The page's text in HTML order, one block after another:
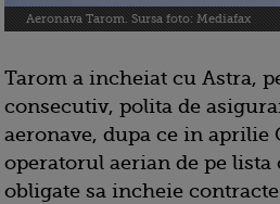
Aeronava Tarom. Sursa foto: Mediafax
Tarom a incheiat cu Astra,
consecutiv, polita de
aeronave, dupa ce in aprilie
operatorul aerian de pe
obligate sa incheie